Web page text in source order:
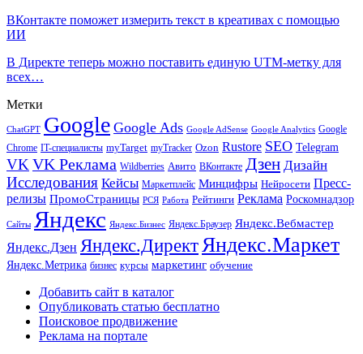
ВКонтакте поможет измерить текст в креативах с помощью
ИИ
В Директе теперь можно поставить единую UTM-метку для
всех…
Метки
ChatGPT Google Google Ads Google AdSense Google Analytics Google
Chrome IT-специалисты myTarget myTracker Ozon Rustore SEO Telegram
VK VK Реклама Wildberries Авито ВКонтакте Дзен Дизайн
Исследования Кейсы Маркетплейс Минцифры Нейросети Пресс-
релизы ПромоСтраницы РСЯ Работа Рейтинги Реклама Роскомнадзор
Сайты Яндекс Яндекс.Бизнес Яндекс.Браузер Яндекс.Вебмастер
Яндекс.Дзен Яндекс.ДиректЯндекс.Маркет
Яндекс.Метрика бизнес курсы маркетинг обучение
Добавить сайт в каталог
Опубликовать статью бесплатно
Поисковое продвижение
Реклама на портале